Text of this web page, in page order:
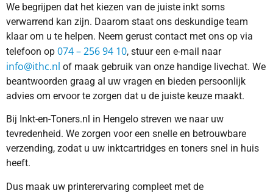
We begrijpen dat het kiezen van de juiste inkt soms
verwarrend kan zijn. Daarom staat ons deskundige team
klaar om u te helpen. Neem gerust contact met ons op via
telefoon op 074 – 256 94 10, stuur een e-mail naar
info@ithc.nl of maak gebruik van onze handige livechat. We
beantwoorden graag al uw vragen en bieden persoonlijk
advies om ervoor te zorgen dat u de juiste keuze maakt.
Bij Inkt-en-Toners.nl in Hengelo streven we naar uw
tevredenheid. We zorgen voor een snelle en betrouwbare
verzending, zodat u uw inktcartridges en toners snel in huis
heeft.
Dus maak uw printerervaring compleet met de